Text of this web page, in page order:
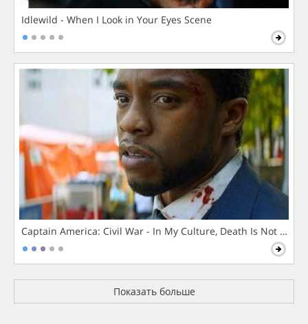
Idlewild - When I Look in Your Eyes Scene
Captain America: Civil War - In My Culture, Death Is Not The
Показать больше